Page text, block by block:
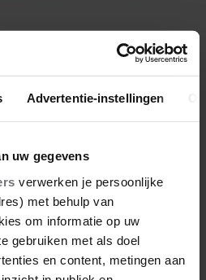
Advertentie-instellingen
uw gegevens
verwerken je persoonlijke
met behulp van
om informatie op uw
gebruiken met als doel
en content, metingen aan